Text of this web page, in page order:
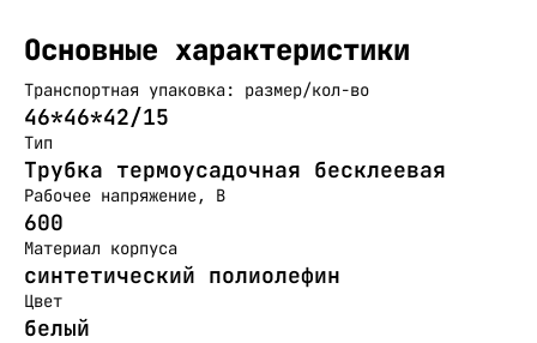
Основные характеристики
Транспортная упаковка: размер/кол-во
46*46*42/15
Тип
Трубка термоусадочная бесклеевая
Рабочее напряжение, В
600
Материал корпуса
синтетический полиолефин
Цвет
белый